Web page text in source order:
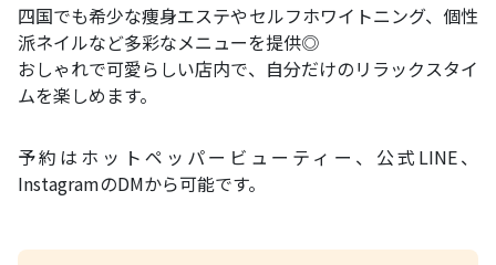
四国でも希少な痩身エステやセルフホワイトニング、個性
派ネイルなど多彩なメニューを提供◎
おしゃれで可愛らしい店内で、自分だけのリラックスタイ
ムを楽しめます。
予約はホットペッパービューティー、公式LINE、
InstagramのDMから可能です。